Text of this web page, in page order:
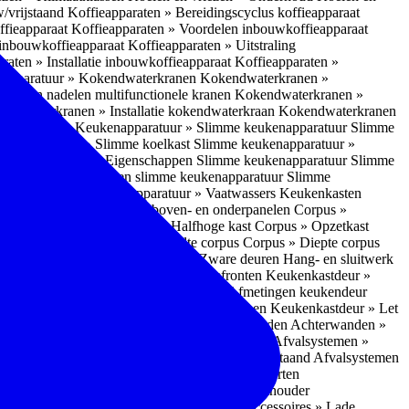
vrijstaand Koffieapparaten » Bereidingscyclus koffieapparaat
Koffieapparaten » Voordelen inbouwkoffieapparaat
Koffieapparaten » Uitstraling
» Installatie inbouwkoffieapparaat Koffieapparaten »
» Kokendwaterkranen Kokendwaterkranen »
en nadelen multifunctionele kranen Kokendwaterkranen »
» Installatie kokendwaterkraan Kokendwaterkranen
» OvensKeukenapparatuur » Slimme keukenapparatuur Slimme
» Slimme koelkast Slimme keukenapparatuur »
» Eigenschappen Slimme keukenapparatuur Slimme
» Nadelen slimme keukenapparatuur Slimme
Keukenapparatuur » Vaatwassers Keukenkasten
Corpus » Buitenkant zij-, boven- en onderpanelen Corpus »
Corpus » Halfhoge kast Corpus » Opzetkast
Corpus » Breedte corpus Corpus » Diepte corpus
Hang- en sluitwerk » Zware deuren Hang- en sluitwerk
» Soorten deur- en ladefronten Keukenkastdeur »
Keukenkastdeur » Afmetingen keukendeur
Keukenkastdeur » Deurgrepen Keukenkastdeur » Let
Achterwanden » Nadelen achterwanden Achterwanden »
Afvalsystemen »
Afvalsystemen » Vrijstaand Afvalsystemen
Inbouwaccessoires » Soorten
Inbouwaccessoires » Handdoekhouder